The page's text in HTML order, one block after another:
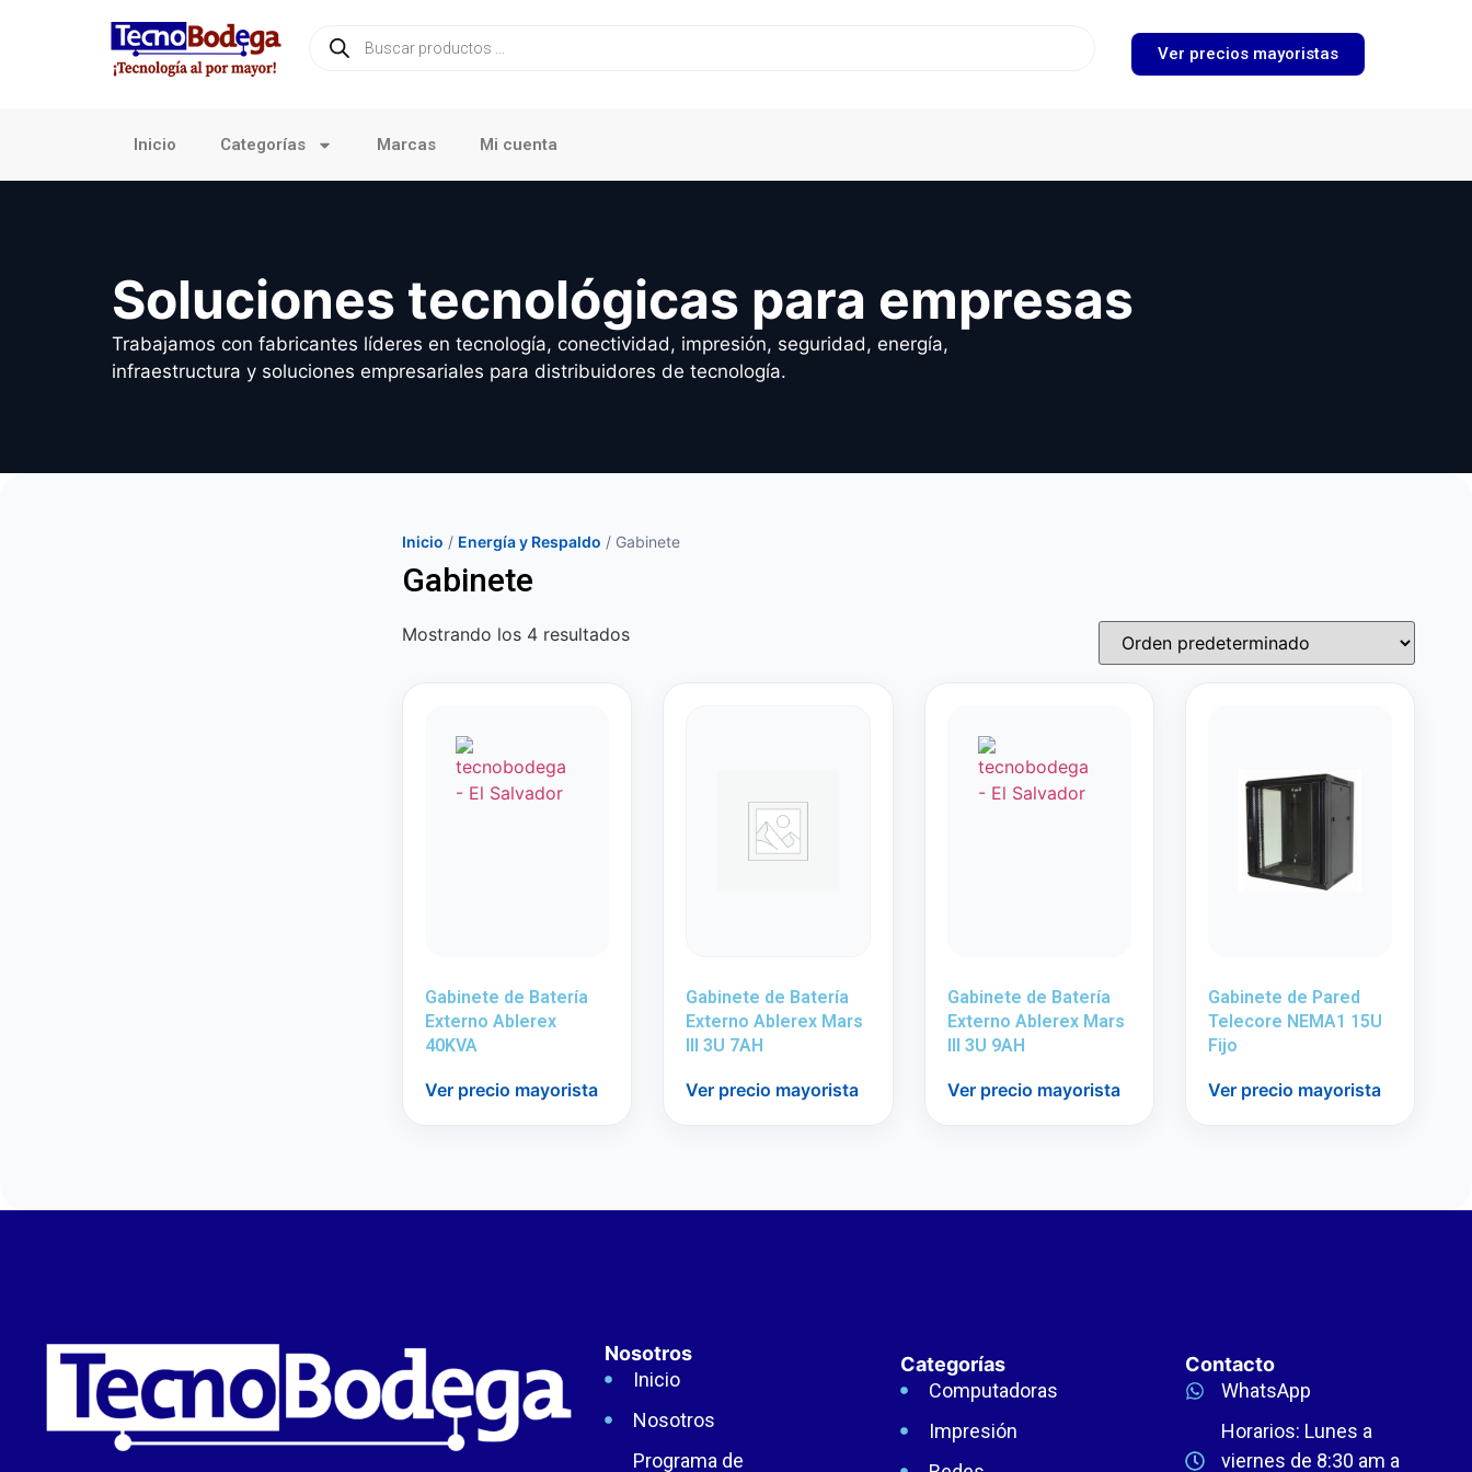
Ver precios mayoristas
Inicio Categorías Marcas Mi cuenta
Soluciones tecnológicas para empresas
Trabajamos con fabricantes líderes en tecnología, conectividad, impresión, seguridad, energía,
infraestructura y soluciones empresariales para distribuidores de tecnología.
Inicio / Energía y Respaldo / Gabinete
Gabinete
Mostrando los 4 resultados
Gabinete de Batería
Externo Ablerex
40KVA
Ver precio mayorista
Gabinete de Batería
Externo Ablerex Mars
III 3U 7AH
Ver precio mayorista
Gabinete de Batería
Externo Ablerex Mars
III 3U 9AH
Ver precio mayorista
Gabinete de Pared
Telecore NEMA1 15U
Fijo
Ver precio mayorista
Nosotros
Inicio
Nosotros
Programa de
Categorías
Computadoras
Impresión
Contacto
WhatsApp
Horarios: Lunes a
viernes de 8:30 am a